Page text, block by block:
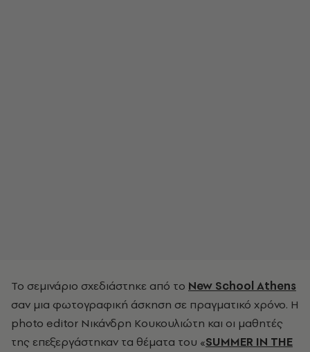
Το σεμινάριο σχεδιάστηκε από το New School Athens
σαν μια φωτογραφική άσκηση σε πραγματικό χρόνο. Η
photo editor Νικάνδρη Κουκουλιώτη και οι μαθητές
της επεξεργάστηκαν τα θέματα του «SUMMER IN THE